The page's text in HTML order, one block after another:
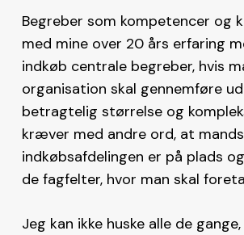
Begreber som kompetencer og
med mine over 20 års erfaring
indkøb centrale begreber, hvis
organisation skal gennemføre
betragtelig størrelse og
kræver med andre ord, at
indkøbsafdelingen er på plads
de fagfelter, hvor man skal
Jeg kan ikke huske alle de